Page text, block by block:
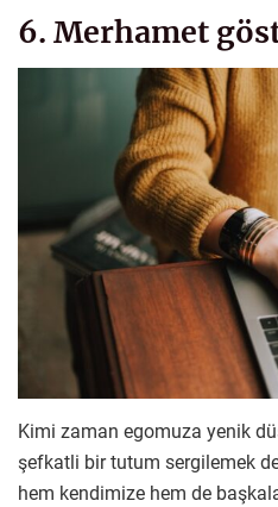
6. Merhamet
Kimi zaman egomuza yenik
şefkatli bir tutum sergilemek de
hem kendimize hem de